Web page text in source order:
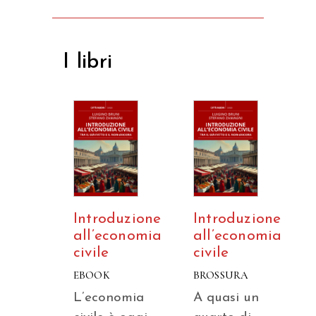
I libri
Introduzione
all’economia
civile
EBOOK
L’economia
Introduzione
all’economia
civile
BROSSURA
A quasi un